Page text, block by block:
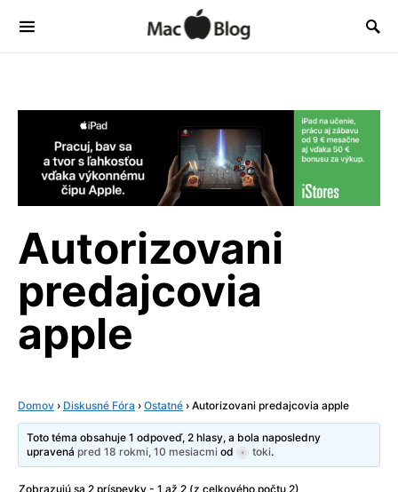
Autorizovani
predajcovia
apple
Domov › Diskusné Fóra › Ostatné › Autorizovani predajcovia apple
Toto téma obsahuje 1 odpoveď, 2 hlasy, a bola naposledny
upravenápred 18 rokmi, 10 mesiacmi od toki.
Zobrazujú sa 2 príspevky - 1 až 2 (z celkového počtu 2)